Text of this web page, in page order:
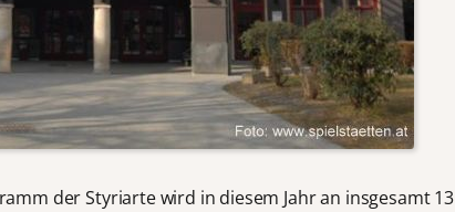
der Styriarte wird in diesem Jahr an insgesamt 13